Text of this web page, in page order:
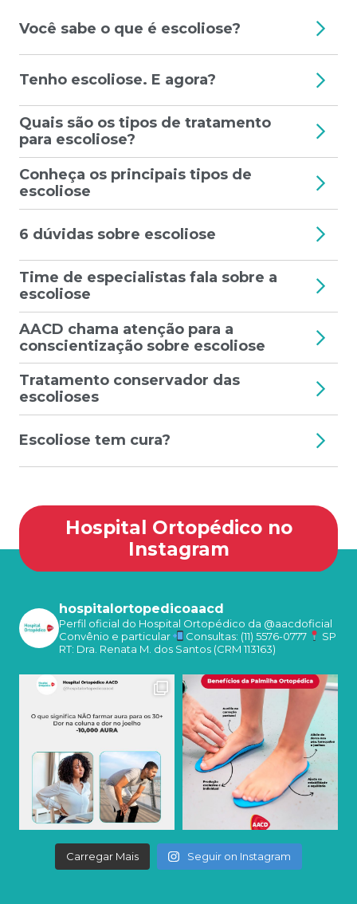
Você sabe o que é escoliose?
Tenho escoliose. E agora?
Quais são os tipos de tratamento
para escoliose?
Conheça os principais tipos de
escoliose
6 dúvidas sobre escoliose
Time de especialistas fala sobre a
escoliose
AACD chama atenção para a
conscientização sobre escoliose
Tratamento conservador das
escolioses
Escoliose tem cura?
Hospital Ortopédico no
Instagram
hospitalortopedicoaacd
Perfil oficial do Hospital Ortopédico da @aacdoficial
Convênio e particular
Consultas: (11) 5576-0777
SP
RT: Dra. Renata M. dos Santos (CRM 113163)
Carregar Mais Seguir on Instagram